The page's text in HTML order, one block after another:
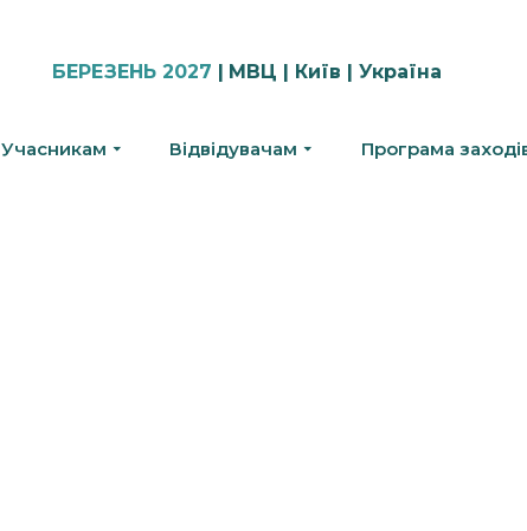
БЕРЕЗЕНЬ 2027 | МВЦ | Київ | Україна
Учасникам Відвідувачам Програма